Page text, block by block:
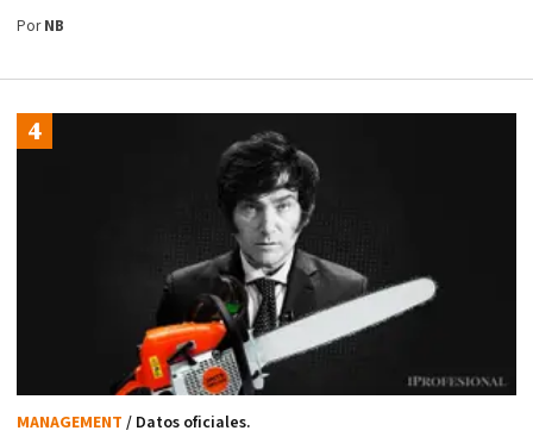
PorNB
MANAGEMENT / Datos oficiales.